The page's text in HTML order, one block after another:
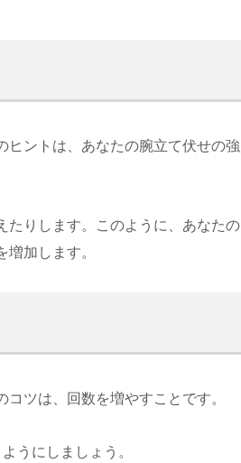
ヒントは、あなたの腕立て伏せの強
たりします。このように、あなたの
加します。
ツは、回数を増やすことです。
うにしましょう。